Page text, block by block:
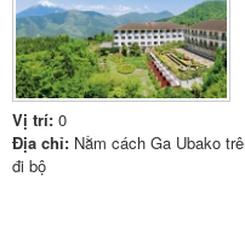
Vị trí: 0
Địa chỉ: Nằm cách Ga Ubako
đi bộ